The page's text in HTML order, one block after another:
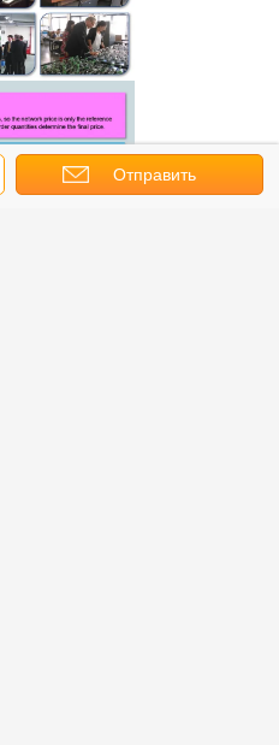
Отправить